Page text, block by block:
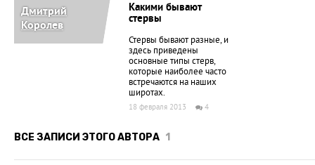
Дмитрий
Королев
Какими бывают
стервы
Стервы бывают разные, и
здесь приведены
основные типы стерв,
которые наиболее часто
встречаются на наших
широтах.
18 февраля 2013 4
ВСЕ ЗАПИСИ ЭТОГО АВТОРА 1